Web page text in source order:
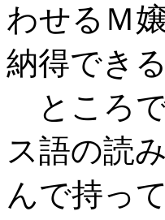
わせるＭ
納得でき
ところ
ス語の読
んで持っ